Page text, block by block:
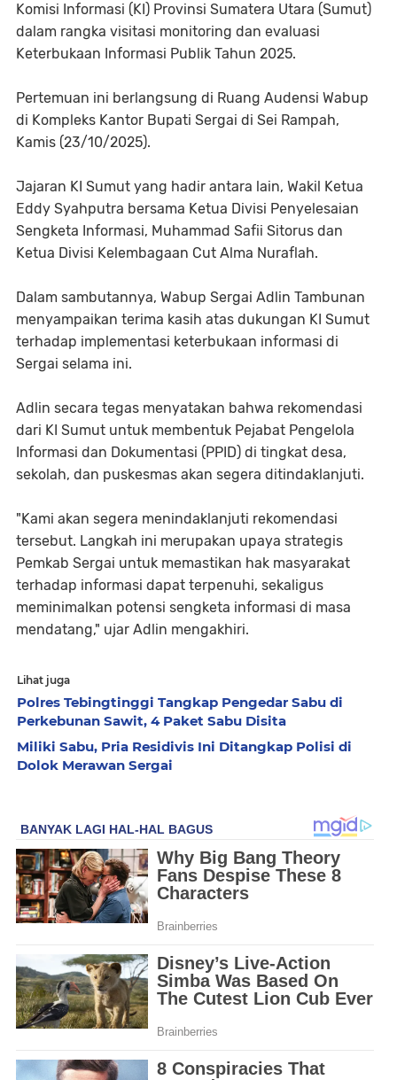
Komisi Informasi (KI) Provinsi Sumatera Utara (Sumut)
dalam rangka visitasi monitoring dan evaluasi
Keterbukaan Informasi Publik Tahun 2025.
Pertemuan ini berlangsung di Ruang Audensi Wabup
di Kompleks Kantor Bupati Sergai di Sei Rampah,
Kamis (23/10/2025).
Jajaran KI Sumut yang hadir antara lain, Wakil Ketua
Eddy Syahputra bersama Ketua Divisi Penyelesaian
Sengketa Informasi, Muhammad Safii Sitorus dan
Ketua Divisi Kelembagaan Cut Alma Nuraflah.
Dalam sambutannya, Wabup Sergai Adlin Tambunan
menyampaikan terima kasih atas dukungan KI Sumut
terhadap implementasi keterbukaan informasi di
Sergai selama ini.
Adlin secara tegas menyatakan bahwa rekomendasi
dari KI Sumut untuk membentuk Pejabat Pengelola
Informasi dan Dokumentasi (PPID) di tingkat desa,
sekolah, dan puskesmas akan segera ditindaklanjuti.
"Kami akan segera menindaklanjuti rekomendasi
tersebut. Langkah ini merupakan upaya strategis
Pemkab Sergai untuk memastikan hak masyarakat
terhadap informasi dapat terpenuhi, sekaligus
meminimalkan potensi sengketa informasi di masa
mendatang," ujar Adlin mengakhiri.
Lihat juga
Polres Tebingtinggi Tangkap Pengedar Sabu di
Perkebunan Sawit, 4 Paket Sabu Disita
Miliki Sabu, Pria Residivis Ini Ditangkap Polisi di
Dolok Merawan Sergai